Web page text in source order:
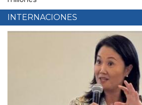
INTERNACIONES